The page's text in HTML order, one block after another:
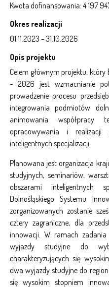
Kwota dofinansowania: 4 197
Okres realizacji
01.11.2023 – 31.10.2026
Opis projektu
Celem głównym projektu,
- 2026 jest wzmacnianie
prowadzenie procesu
integrowania podmiotów
animowania współpracy
opracowywania i realizacji
inteligentnych specjalizacji.
Planowana jest organizacja
studyjnych, seminariów,
obszarami inteligentnych
Dolnośląskiego Systemu
zorganizowanych zostanie
cztery zagraniczne, dla
innowacji. W ramach
wyjazdy studyjne do
charakteryzujących się
dwa wyjazdy studyjne do
się wysokim stopniem